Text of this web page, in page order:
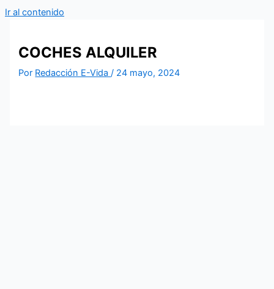
Ir al contenido
COCHES ALQUILER
Por Redacción E-Vida/ 24 mayo, 2024